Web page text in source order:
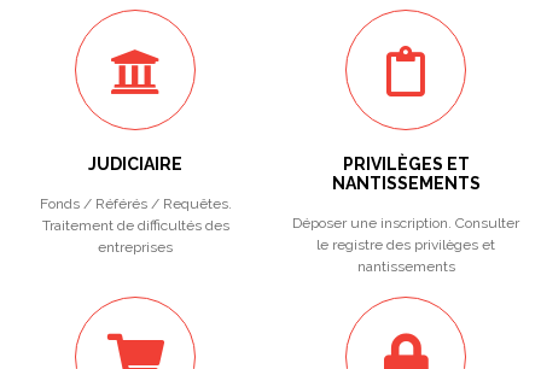
JUDICIAIRE
Fonds / Référés / Requêtes.
Traitement de difficultés des
entreprises
PRIVILÈGES ET
NANTISSEMENTS
Déposer une inscription. Consulter
le registre des privilèges et
nantissements